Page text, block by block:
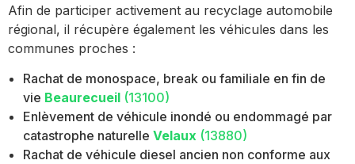
Afin de participer activement au recyclage automobile
régional, il récupère également les véhicules dans les
communes proches :
Rachat de monospace, break ou familiale en fin de
vie Beaurecueil (13100)
Enlèvement de véhicule inondé ou endommagé par
catastrophe naturelle Velaux (13880)
Rachat de véhicule diesel ancien non conforme aux